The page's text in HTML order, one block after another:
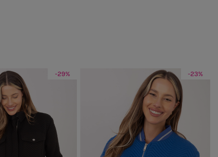
-29% -23%